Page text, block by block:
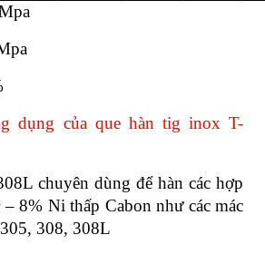
dụng của que hàn tig inox T-
chuyên dùng để hàn các hợp
8% Ni thấp Cabon như các mác
308, 308L